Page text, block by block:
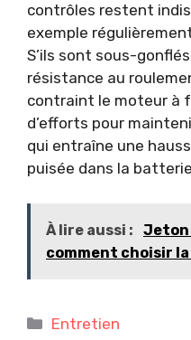
contrôles restent
exemple
S’ils sont sous-
résistance au
contraint le moteur à
d’efforts pour
qui entraîne une
puisée dans la
À lire aussi :
Jeton
comment choisir
Catégories
Entretien